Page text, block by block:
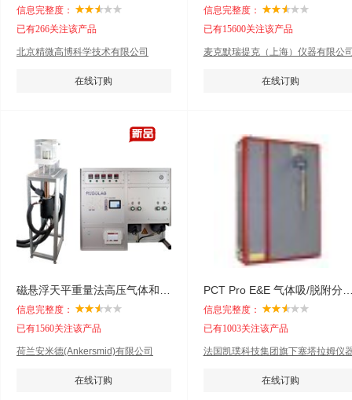
信息完整度：
已有266关注该产品
北京精微高博科学技术有限公司
在线订购
信息完整度：
已有15600关注该产品
麦克默瑞提克（上海）仪器有限公
在线订购
信息完整度：
已有1560关注该产品
荷兰安米德(Ankersmid)有限公司
在线订购
PCT Pro E&E 气体吸/脱
信息完整度：
已有1003关注该产品
法国凯璞科技集团旗下塞塔拉姆仪
在线订购